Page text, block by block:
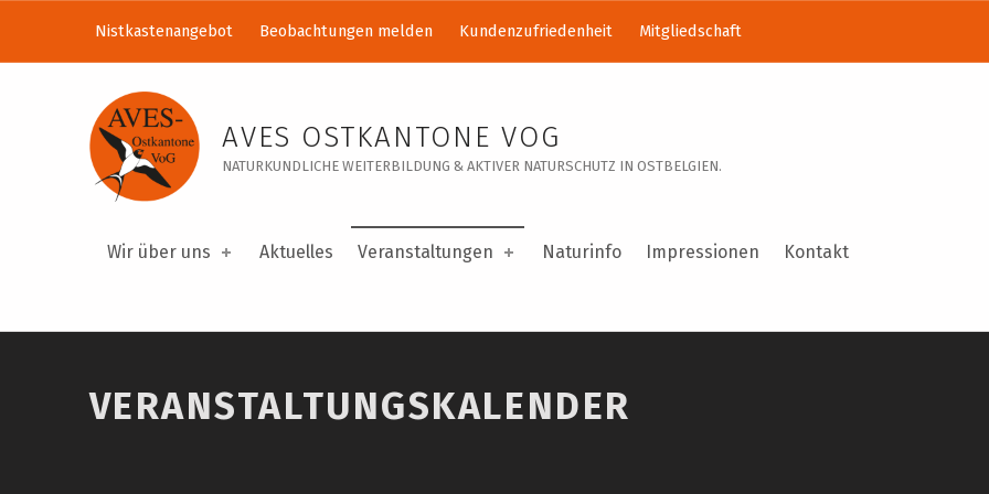
Veranstaltungskalender – AVES Ostkantone VoG
AVES OSTKANTONE VOG
NATURKUNDLICHE WEITERBILDUNG & AKTIVER NATURSCHUTZ IN OSTBELGIEN.
Wir über uns Aktuelles Veranstaltungen Naturinfo Impressionen Kontakt
Nistkastenangebot Beobachtungen melden Kundenzufriedenheit Mitgliedschaft
VERANSTALTUNGSKALENDER